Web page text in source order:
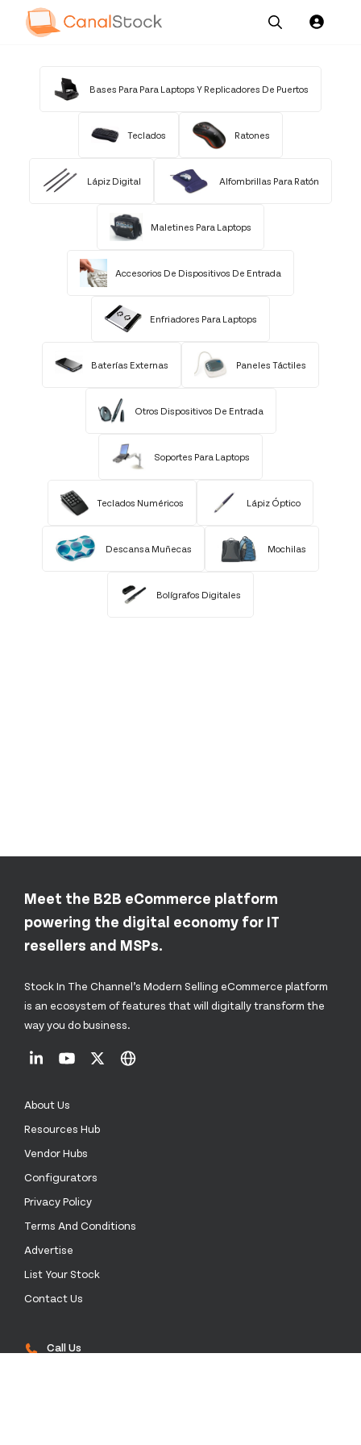
Services
Bases Para Para Laptops Y Replicadores De Puertos
Teclados Ratones
Lápiz Digital Alfombrillas Para Ratón
Maletines Para Laptops
Accesorios De Dispositivos De Entrada
Enfriadores Para Laptops
Baterías Externas Paneles Táctiles
Otros Dispositivos De Entrada
Soportes Para Laptops
Teclados Numéricos Lápiz Óptico
Descansa Muñecas Mochilas
Bolígrafos Digitales
Meet the B2B eCommerce platform
powering the digital economy for IT
resellers and MSPs.
Stock In The Channel’s Modern Selling eCommerce platform
is an ecosystem of features that will digitally transform the
way you do business.
About Us
Resources Hub
Vendor Hubs
Configurators
Privacy Policy
Terms And Conditions
Advertise
List Your Stock
Contact Us
Call Us